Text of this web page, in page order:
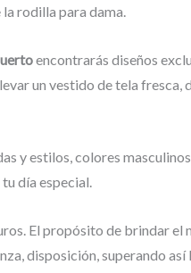
rodilla para dama.
encontrarás diseños
un vestido de tela fresca,
y estilos, colores
día especial.
El propósito de brindar el
disposición, superando así